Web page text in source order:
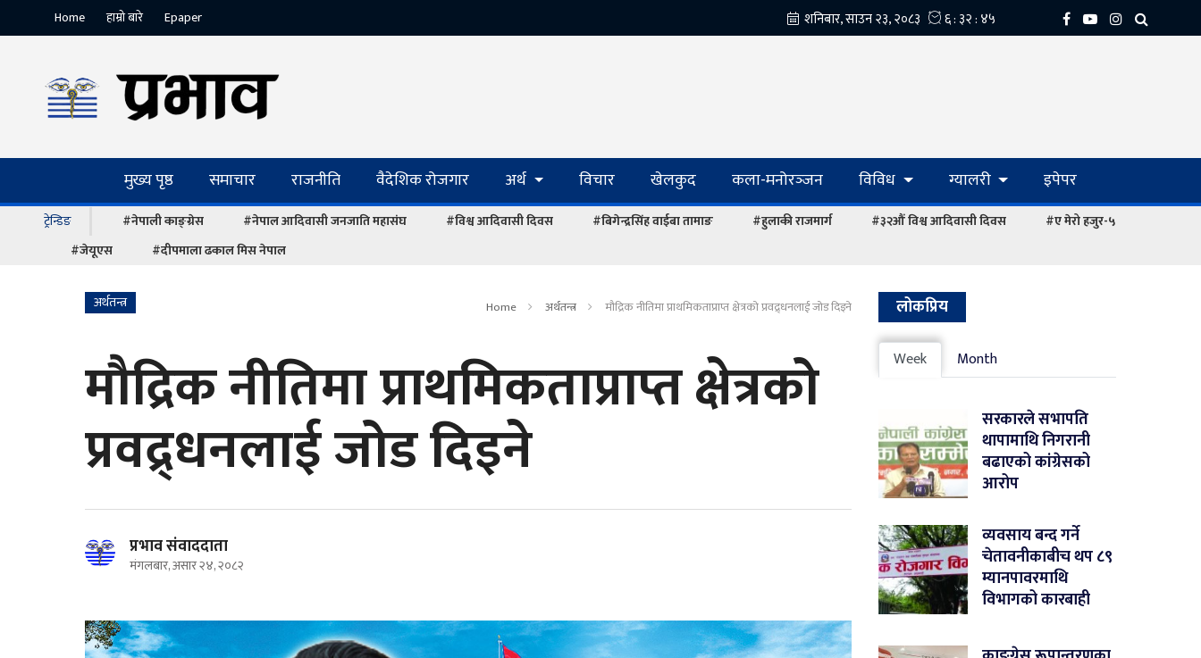
Home हाम्रो बारे Epaper
मुख्य पृष्ठ समाचार राजनीति वैदेशिक रोजगार अर्थ विचार खेलकुद कला-मनोरञ्‍जन विविध ग्यालरी इपेपर
ट्रेन्डिङ #नेपाली काङ्ग्रेस #नेपाल आदिवासी जनजाति महासंघ #विश्व आदिवासी दिवस #बिगेन्द्रसिंह वाईबा तामाङ #हुलाकी राजमार्ग #३२औं विश्व आदिवासी दिवस
#ए मेरो हजुर-५
#जेयूएस
#दीपमाला ढकाल मिस नेपाल
अर्थतन्त्र Home अर्थतन्त्र मौद्रिक नीतिमा प्राथमिकताप्राप्त क्षेत्रको प्रवद्र्धनलाई जोड दिइने
मौद्रिक नीतिमा प्राथमिकताप्राप्त क्षेत्रको
प्रवद्र्धनलाई जोड दिइने
प्रभाव संवाददाता
मंगलबार, असार २४, २०८२
लोकप्रिय
Week Month
सरकारले सभापति
थापामाथि निगरानी
बढाएको कांग्रेसको
आरोप
व्यवसाय बन्द गर्ने
चेतावनीकाबीच थप ८९
म्यानपावरमाथि
विभागको कारबाही